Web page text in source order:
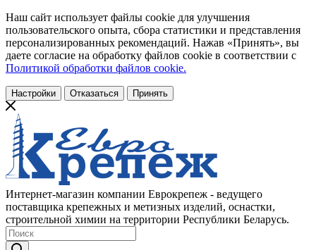
Наш сайт использует файлы cookie для улучшения
пользовательского опыта, сбора статистики и представления
персонализированных рекомендаций. Нажав «Принять», вы
даете согласие на обработку файлов cookie в соответствии с
Политикой обработки файлов cookie.
Настройки Отказаться Принять
Интернет-магазин компании Еврокрепеж - ведущего
поставщика крепежных и метизных изделий, оснастки,
строительной химии на территории Республики Беларусь.